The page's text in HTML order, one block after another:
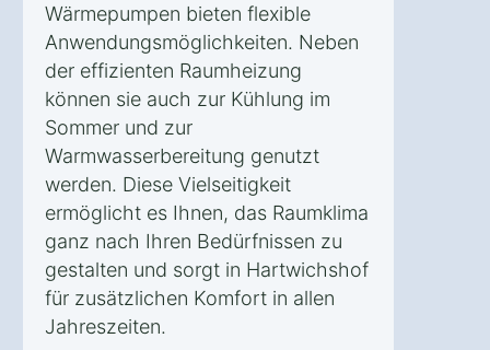
Wärmepumpen bieten flexible
Anwendungsmöglichkeiten. Neben
der effizienten Raumheizung
können sie auch zur Kühlung im
Sommer und zur
Warmwasserbereitung genutzt
werden. Diese Vielseitigkeit
ermöglicht es Ihnen, das Raumklima
ganz nach Ihren Bedürfnissen zu
gestalten und sorgt in Hartwichshof
für zusätzlichen Komfort in allen
Jahreszeiten.